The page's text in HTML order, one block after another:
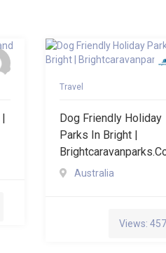
Travel
Dog Friendly Holiday
Parks In Bright |
Australia
Views: 457